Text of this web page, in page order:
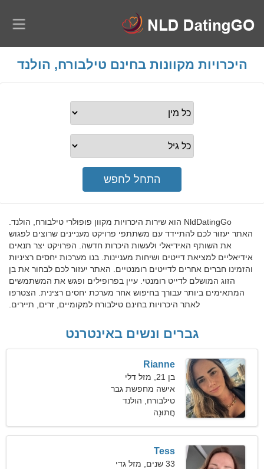
היכרויות מקוונות בחינם טילבורח, הולנד
NldDatingGo הוא שירות היכרויות מקוון פופולרי טילבורח, הולנד.
האתר יעזור לכם להתיידד עם משתתפי פרויקט מעניינים שרוצים לפגוש
את השותף האידיאלי ולעשות היכרות חדשה. הפרויקט יצר תנאים
אידיאליים למציאת דייטים ושיחות מעניינות. בנו מערכות יחסים רציניות
והזמינו חברים אחרים לדייטים רומנטיים. האתר יעזור לכם לבחור את בן
הזוג המושלם לדייט רומנטי. עיין בפרופילים ופגש את המשתמשים
המתאימים ביותר עבורך בחיפוש אחר מערכת יחסים רצינית. הצטרפו
לאתר היכרויות בחינם טילבורח למקומיים, זרים, תיירים.
גברים ונשים באינטרנט
Rianne
בן 21, מזל דלי
אישה מחפשת גבר
טילבורח, הולנד
חֲתוּנָה
Tess
33 שנים, מזל גדי